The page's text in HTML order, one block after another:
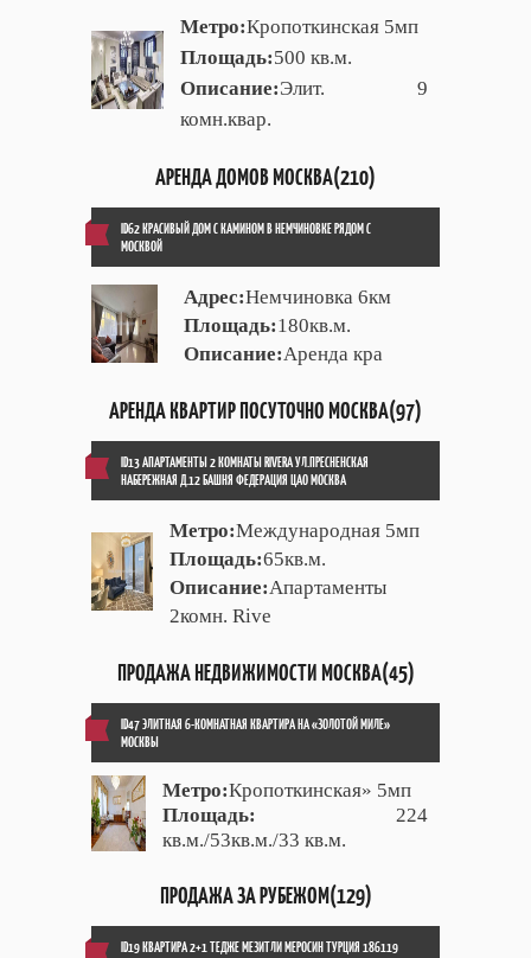
Метро:Кропоткинская 5мп
Площадь:500 кв.м.
Описание:Элит. 9
комн.квар.
АРЕНДА ДОМОВ МОСКВА(210)
ID62 КРАСИВЫЙ ДОМ С КАМИНОМ В НЕМЧИНОВКЕ РЯДОМ С
МОСКВОЙ
Адрес:Немчиновка 6км
Площадь:180кв.м.
Описание:Аренда кра
АРЕНДА КВАРТИР ПОСУТОЧНО МОСКВА(97)
ID13 АПАРТАМЕНТЫ 2 КОМНАТЫ RIVERA УЛ.ПРЕСНЕНСКАЯ
НАБЕРЕЖНАЯ Д.12 БАШНЯ ФЕДЕРАЦИЯ ЦАО МОСКВА
Метро:Международная 5мп
Площадь:65кв.м.
Описание:Апартаменты
2комн. Rive
ПРОДАЖА НЕДВИЖИМОСТИ МОСКВА(45)
ID47 ЭЛИТНАЯ 6-КОМНАТНАЯ КВАРТИРА НА «ЗОЛОТОЙ МИЛЕ»
МОСКВЫ
Метро:Кропоткинская» 5мп
Площадь:
224
кв.м./53кв.м./33 кв.м.
ПРОДАЖА ЗА РУБЕЖОМ(129)
ID19 КВАРТИРА 2+1 ТЕДЖЕ МЕЗИТЛИ МЕРОСИН ТУРЦИЯ 186119